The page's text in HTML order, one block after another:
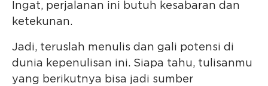
Ingat, perjalanan ini butuh kesabaran dan
ketekunan.
Jadi, teruslah menulis dan gali potensi di
dunia kepenulisan ini. Siapa tahu, tulisanmu
yang berikutnya bisa jadi sumber